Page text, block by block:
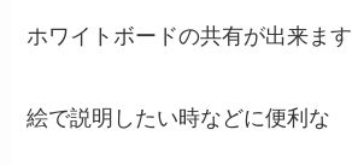
ホワイトボードの共有が出来ます
絵で説明したい時などに便利な